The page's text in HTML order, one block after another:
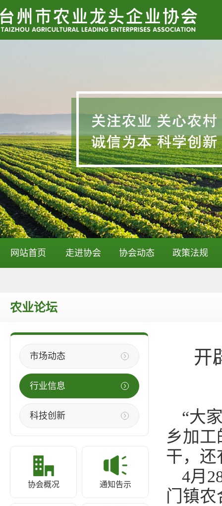
网站首页 走进协会 协会动态 政策法规
农业论坛
市场动态
行业信息
科技创新
协会概况 通知告示
开
“大
乡加工
干，
4月
门镇农